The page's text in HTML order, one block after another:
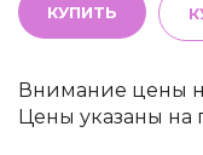
КУПИТЬ
Внимание цены
Цены указаны на